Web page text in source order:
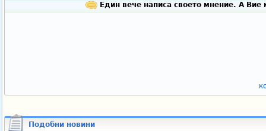
Един вече написа своето мнение. А Вие
Подобни новини